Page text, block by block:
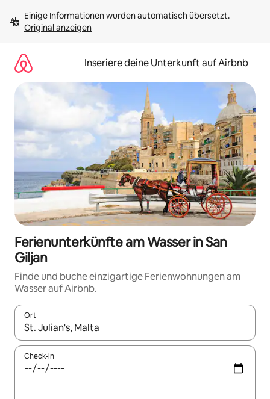
Inhalten
springenOriginal anzeigen
Inseriere deine Unterkunft auf Airbnb
Ferienunterkünfte am Wasser in San
Giljan
Finde und buche einzigartige Ferienwohnungen am
Wasser auf Airbnb.
Ort
Wenn Ergebnisse verfügbar sind, navigiere mit den
Check-in